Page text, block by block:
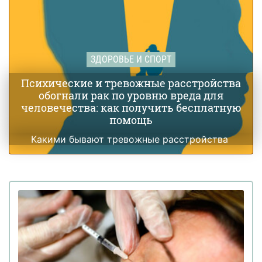
ЗДОРОВЬЕ И СПОРТ
Психические и тревожные расстройства
обогнали рак по уровню вреда для
человечества: как получить бесплатную
помощь
Какими бывают тревожные расстройства